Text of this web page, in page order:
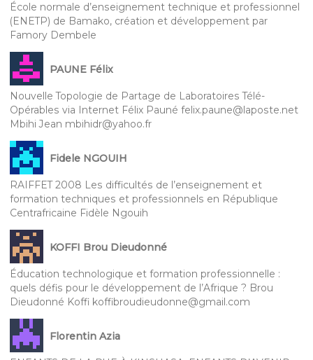
École normale d’enseignement technique et professionnel
(ENETP) de Bamako, création et développement par
Famory Dembele
PAUNE Félix
Nouvelle Topologie de Partage de Laboratoires Télé-
Opérables via Internet Félix Pauné felix.paune@laposte.net
Mbihi Jean mbihidr@yahoo.fr
Fidele NGOUIH
RAIFFET 2008 Les difficultés de l’enseignement et
formation techniques et professionnels en République
Centrafricaine Fidèle Ngouih
KOFFI Brou Dieudonné
Éducation technologique et formation professionnelle :
quels défis pour le développement de l’Afrique ? Brou
Dieudonné Koffi koffibroudieudonne@gmail.com
Florentin Azia